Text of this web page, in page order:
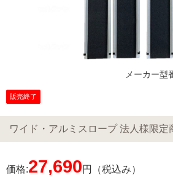
メーカー型
販売終了
ワイド・アルミスロープ 法人様限定
価格:27,690円（税込み）